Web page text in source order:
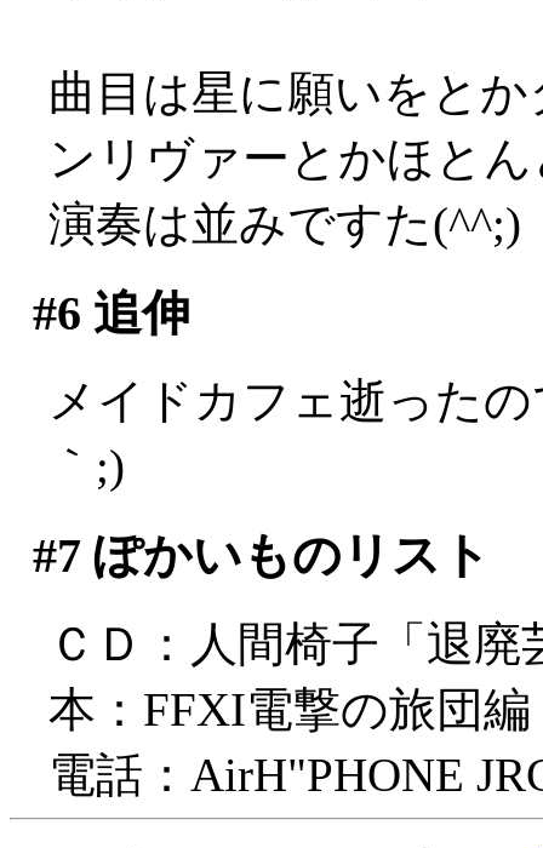
曲目は星に願いをと
ンリヴァーとかほと
演奏は並みですた(^^;)
#6 追伸
メイドカフェ逝った
｀;)
#7 ぽかいものリスト
ＣＤ：人間椅子「退廃
本：FFXI電撃の旅団編
電話：AirH"PHONE